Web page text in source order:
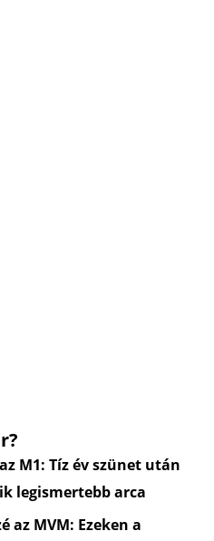
M1: Tíz év szünet után
legismertebb arca
az MVM: Ezeken a